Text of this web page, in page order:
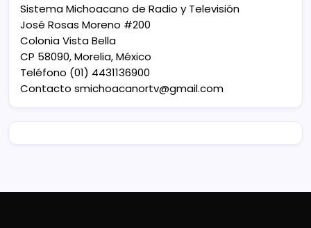
Sistema Michoacano de Radio y Televisión
José Rosas Moreno #200
Colonia Vista Bella
CP 58090, Morelia, México
Teléfono (01) 4431136900
Contacto smichoacanortv@gmail.com